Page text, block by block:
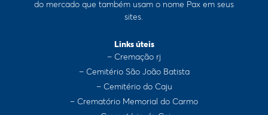
do mercado que também usam o nome Pax em seus
sites.
Links úteis
– Cremação rj
– Cemitério São João Batista
– Cemitério do Caju
– Crematório Memorial do Carmo